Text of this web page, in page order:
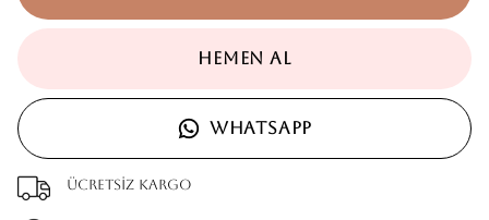
HEMEN AL
WHATSAPP
Ücretsiz kargo